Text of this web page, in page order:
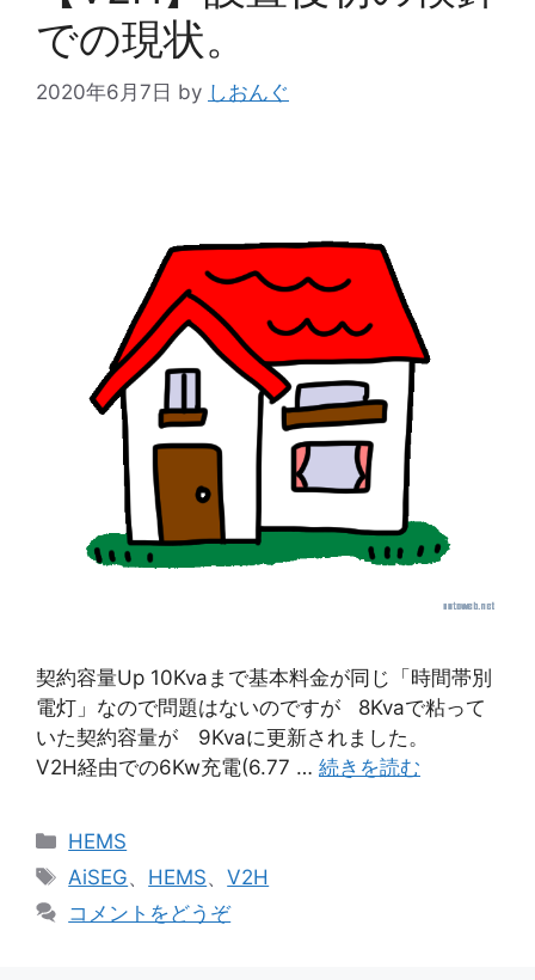
での現状。
2020年6月7日 by しおんぐ
契約容量Up 10Kvaまで基本料金が同じ「時間帯別
電灯」なので問題はないのですが 8Kvaで粘って
いた契約容量が 9Kvaに更新されました。
V2H経由での6Kw充電(6.77 … 続きを読む
カ
テ
リ
HEMS
タ
AiSEG、 HEMS、V2H
コメントをどうぞ